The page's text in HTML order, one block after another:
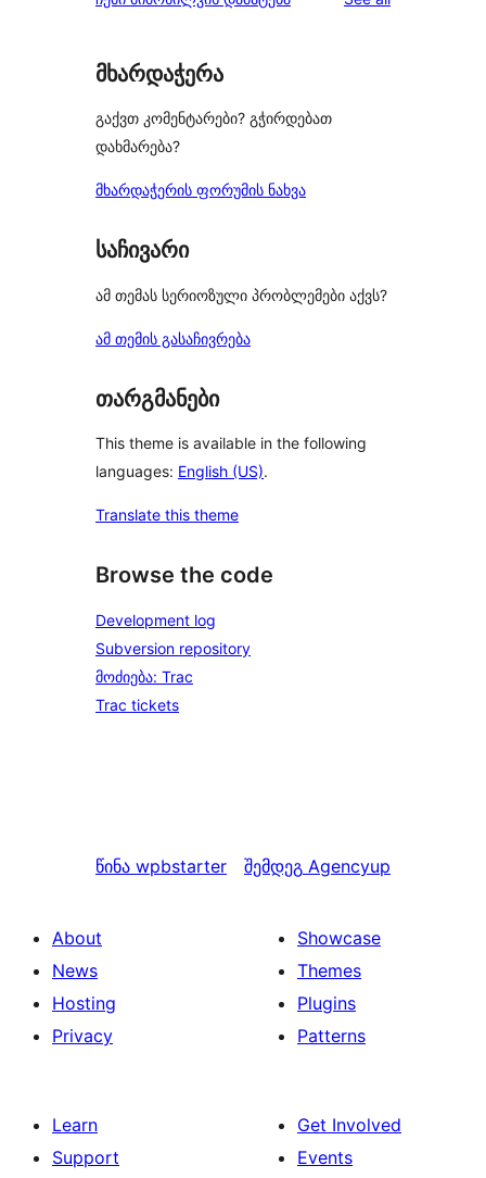
მხარდაჭერა
გაქვთ კომენტარები? გჭირდებათ
დახმარება?
მხარდაჭერის ფორუმის ნახვა
საჩივარი
ამ თემას სერიოზული პრობლემები აქვს?
ამ თემის გასაჩივრება
თარგმანები
This theme is available in the following
languages: English (US).
Translate this theme
Browse the code
Development log
Subversion repository
მოძიება: Trac
Trac tickets
წინა wpbstarter შემდეგ Agencyup
About
News
Hosting
Privacy
Showcase
Themes
Plugins
Patterns
Learn
Support
Get Involved
Events